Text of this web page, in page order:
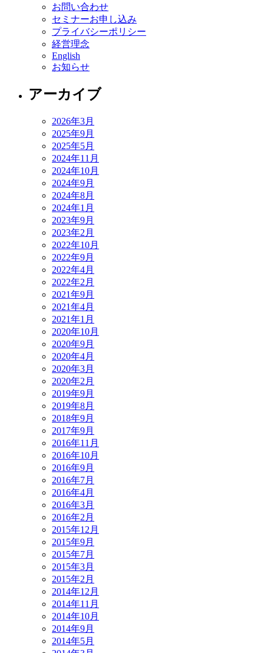
お問い合わせ
セミナーお申し込み
プライバシーポリシー
経営理念
English
お知らせ
アーカイブ
2026年3月
2025年9月
2025年5月
2024年11月
2024年10月
2024年9月
2024年8月
2024年1月
2023年9月
2023年2月
2022年10月
2022年9月
2022年4月
2022年2月
2021年9月
2021年4月
2021年1月
2020年10月
2020年9月
2020年4月
2020年3月
2020年2月
2019年9月
2019年8月
2018年9月
2017年9月
2016年11月
2016年10月
2016年9月
2016年7月
2016年4月
2016年3月
2016年2月
2015年12月
2015年9月
2015年7月
2015年3月
2015年2月
2014年12月
2014年11月
2014年10月
2014年9月
2014年5月